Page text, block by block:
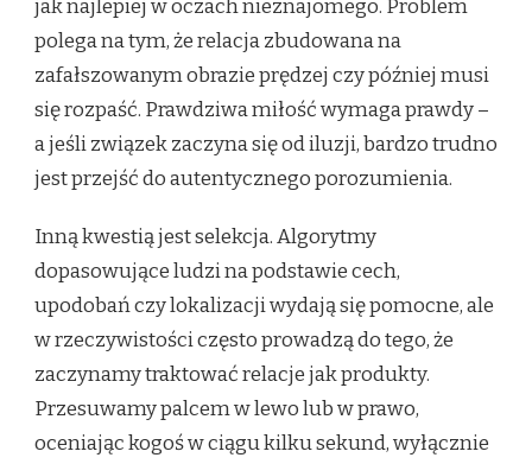
jak najlepiej w oczach nieznajomego. Problem
polega na tym, że relacja zbudowana na
zafałszowanym obrazie prędzej czy później musi
się rozpaść. Prawdziwa miłość wymaga prawdy –
a jeśli związek zaczyna się od iluzji, bardzo trudno
jest przejść do autentycznego porozumienia.
Inną kwestią jest selekcja. Algorytmy
dopasowujące ludzi na podstawie cech,
upodobań czy lokalizacji wydają się pomocne, ale
w rzeczywistości często prowadzą do tego, że
zaczynamy traktować relacje jak produkty.
Przesuwamy palcem w lewo lub w prawo,
oceniając kogoś w ciągu kilku sekund, wyłącznie